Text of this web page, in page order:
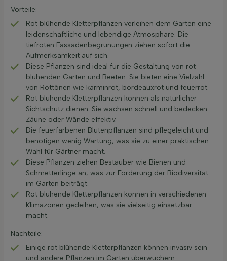
Vorteile:
Rot blühende Kletterpflanzen verleihen dem Garten eine
leidenschaftliche und lebendige Atmosphäre. Die
tiefroten Fassadenbegrünungen ziehen sofort die
Aufmerksamkeit auf sich.
Diese Pflanzen sind ideal für die Gestaltung von rot
blühenden Gärten und Beeten. Sie bieten eine Vielzahl
von Rottönen wie karminrot, bordeauxrot und feuerrot.
Rot blühende Kletterpflanzen können als natürlicher
Sichtschutz dienen. Sie wachsen schnell und bedecken
Zäune oder Wände effektiv.
Die feuerfarbenen Blütenpflanzen sind pflegeleicht und
benötigen wenig Wartung, was sie zu einer praktischen
Wahl für Gärtner macht.
Diese Pflanzen ziehen Bestäuber wie Bienen und
Schmetterlinge an, was zur Förderung der Biodiversität
im Garten beiträgt.
Rot blühende Kletterpflanzen können in verschiedenen
Klimazonen gedeihen, was sie vielseitig einsetzbar
macht.
Nachteile:
Einige rot blühende Kletterpflanzen können invasiv sein
und andere Pflanzen im Garten überwuchern.